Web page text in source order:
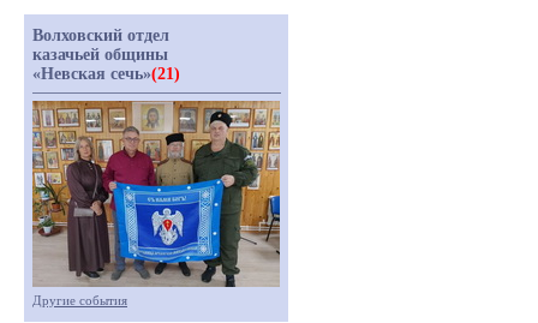
Волховский отдел
казачьей общины
«Невская сечь»(21)
Другие события